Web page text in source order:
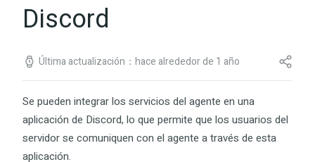
Discord
Última actualización：hace alrededor de 1 año
Se pueden integrar los servicios del agente en una
aplicación de Discord, lo que permite que los usuarios del
servidor se comuniquen con el agente a través de esta
aplicación.